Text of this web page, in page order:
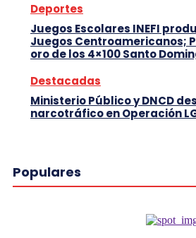
Deportes
Juegos Escolares INEFI
Juegos Centroamericanos;
oro de los 4×100 Santo
Destacadas
Ministerio Público y DNCD
narcotráfico en Operación
Populares